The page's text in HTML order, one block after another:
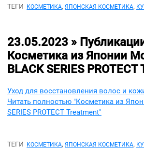
ТЕГИ КОСМЕТИКА, ЯПОНСКАЯ КОСМЕТИКА,
23.05.2023 »
Косметика из Японии
BLACK SERIES
Уход для восстановления волос и
Читать полностью "Косметика из
SERIES PROTECT Treatment"
ТЕГИ КОСМЕТИКА, ЯПОНСКАЯ КОСМЕТИКА,